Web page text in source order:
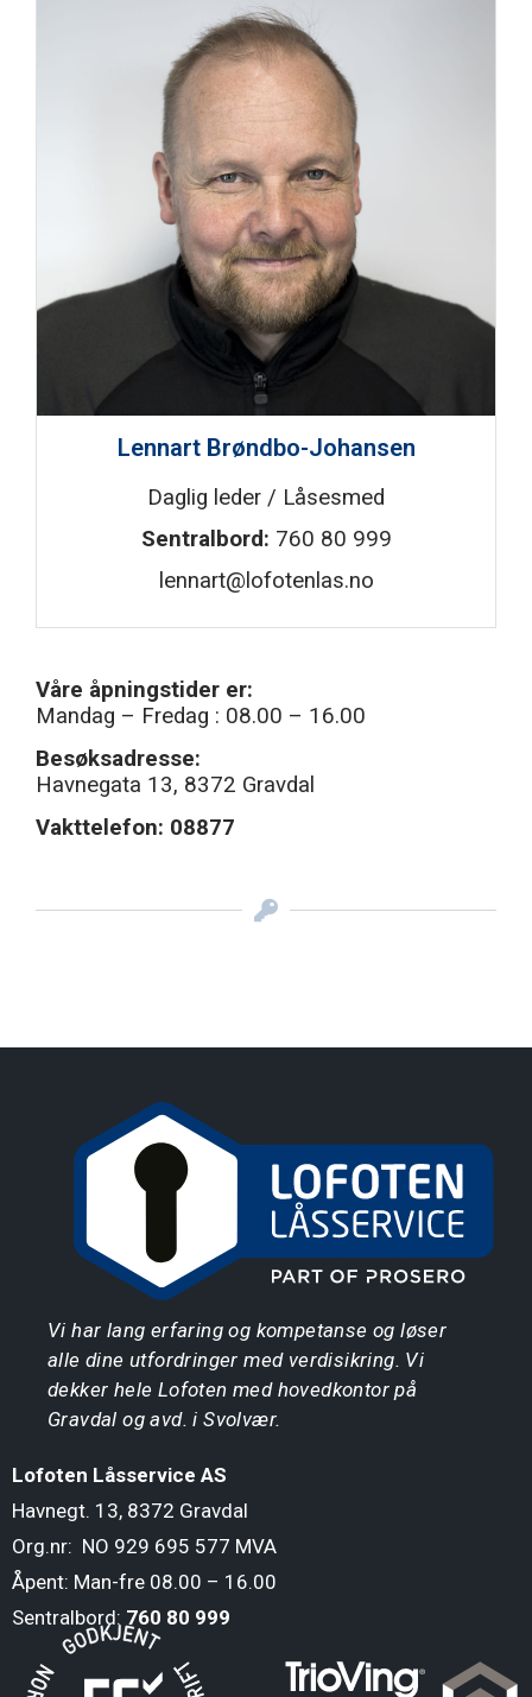
Lennart Brøndbo-Johansen
Daglig leder / Låsesmed
Sentralbord: 760 80 999
lennart@lofotenlas.no
Våre åpningstider er:
Mandag – Fredag : 08.00 – 16.00
Besøksadresse:
Havnegata 13, 8372 Gravdal
Vakttelefon: 08877
Vi har lang erfaring og kompetanse og løser
alle dine utfordringer med verdisikring. Vi
dekker hele Lofoten med hovedkontor på
Gravdal og avd. i Svolvær.
Lofoten Låsservice AS
Havnegt. 13, 8372 Gravdal
Org.nr: NO 929 695 577 MVA
Åpent: Man-fre 08.00 – 16.00
Sentralbord: 760 80 999